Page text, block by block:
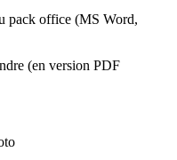
pack office (MS Word,
(en version PDF